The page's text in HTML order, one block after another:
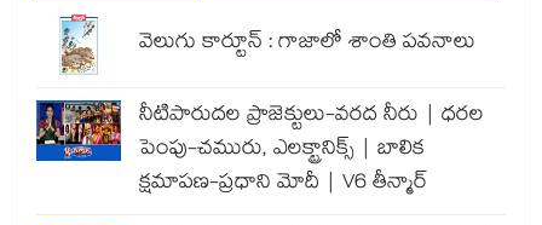
వెలుగు కార్టూన్ : గాజాలో శాంతి పవనాలు
నీటిపారుదల ప్రాజెక్టులు-వరద నీరు | ధరల
పెంపు-చమురు, ఎలక్ట్రానిక్స్ | బాలిక
క్షమాపణ-ప్రధాని మోదీ | V6 తీన్మార్